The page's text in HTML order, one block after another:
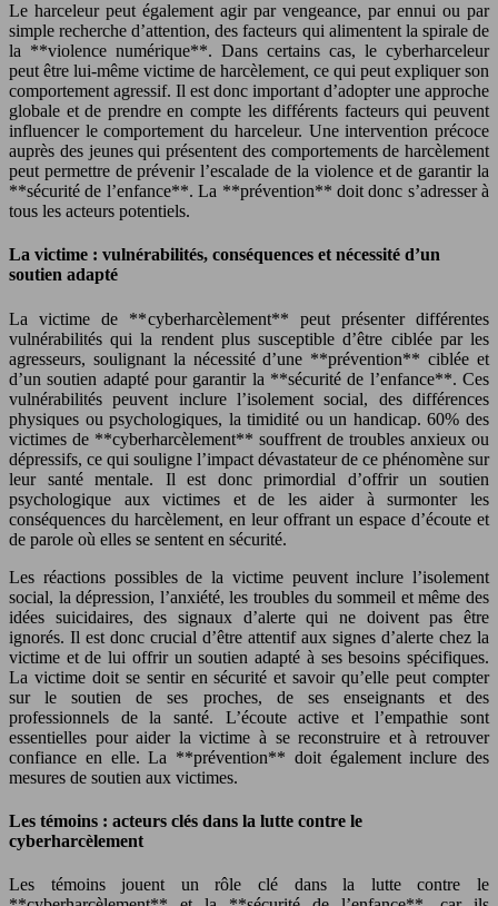
Le harceleur peut également agir par vengeance, par ennui ou par
simple recherche d’attention, des facteurs qui alimentent la spirale de
la **violence numérique**. Dans certains cas, le cyberharceleur
peut être lui-même victime de harcèlement, ce qui peut expliquer son
comportement agressif. Il est donc important d’adopter une approche
globale et de prendre en compte les différents facteurs qui peuvent
influencer le comportement du harceleur. Une intervention précoce
auprès des jeunes qui présentent des comportements de harcèlement
peut permettre de prévenir l’escalade de la violence et de garantir la
**sécurité de l’enfance**. La **prévention** doit donc s’adresser à
tous les acteurs potentiels.
La victime : vulnérabilités, conséquences et nécessité d’un
soutien adapté
La victime de **cyberharcèlement** peut présenter différentes
vulnérabilités qui la rendent plus susceptible d’être ciblée par les
agresseurs, soulignant la nécessité d’une **prévention** ciblée et
d’un soutien adapté pour garantir la **sécurité de l’enfance**. Ces
vulnérabilités peuvent inclure l’isolement social, des différences
physiques ou psychologiques, la timidité ou un handicap. 60% des
victimes de **cyberharcèlement** souffrent de troubles anxieux ou
dépressifs, ce qui souligne l’impact dévastateur de ce phénomène sur
leur santé mentale. Il est donc primordial d’offrir un soutien
psychologique aux victimes et de les aider à surmonter les
conséquences du harcèlement, en leur offrant un espace d’écoute et
de parole où elles se sentent en sécurité.
Les réactions possibles de la victime peuvent inclure l’isolement
social, la dépression, l’anxiété, les troubles du sommeil et même des
idées suicidaires, des signaux d’alerte qui ne doivent pas être
ignorés. Il est donc crucial d’être attentif aux signes d’alerte chez la
victime et de lui offrir un soutien adapté à ses besoins spécifiques.
La victime doit se sentir en sécurité et savoir qu’elle peut compter
sur le soutien de ses proches, de ses enseignants et des
professionnels de la santé. L’écoute active et l’empathie sont
essentielles pour aider la victime à se reconstruire et à retrouver
confiance en elle. La **prévention** doit également inclure des
mesures de soutien aux victimes.
Les témoins : acteurs clés dans la lutte contre le
cyberharcèlement
Les témoins jouent un rôle clé dans la lutte contre le